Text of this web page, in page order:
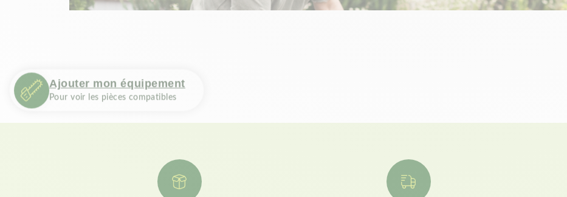
Ajouter mon équipement
Pour voir les pièces compatibles